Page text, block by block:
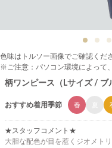
色味はトルソー画像でご確認くだ
※ご注意：パソコン環境によって
柄ワンピース（Lサイズ / ブ
おすすめ着用季節 春
★スタッフコメント★
大胆な配色が目を惹くジオメト